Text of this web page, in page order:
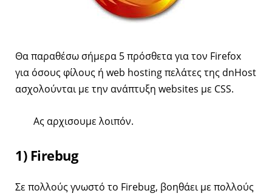
Θα παραθέσω σήμερα 5 πρόσθετα για τον Firefox
για όσους φίλους ή web hosting πελάτες της dnHost
ασχολούνται με την ανάπτυξη websites με CSS.
Aς αρχισουμε λοιπόν.
1) Firebug
Σε πολλούς γνωστό το Firebug, βοηθάει με πολλούς